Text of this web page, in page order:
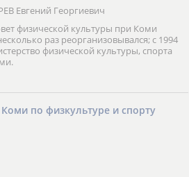
Евгений Георгиевич
физической культуры при Коми
раз реорганизовывался; с 1994
физической культуры, спорта
по физкультуре и спорту